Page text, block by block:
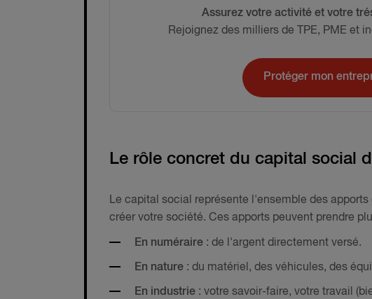
Assurez votre activité et votre
Rejoignez des milliers de TPE, PME et
Protéger mon
Le rôle concret du capital social
Le capital social représente l'ensemble des
créer votre société. Ces apports peuvent prendre
En numéraire : de l'argent directement versé.
En nature : du matériel, des véhicules, des
En industrie : votre savoir-faire, votre travail